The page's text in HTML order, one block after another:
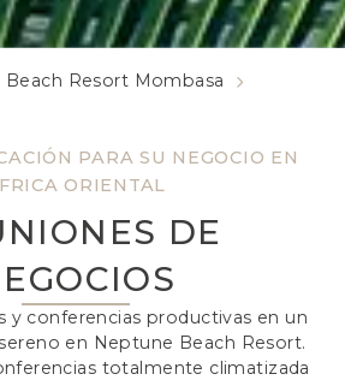
PARA SU NEGOCIO EN
ORIENTAL
DE
y conferencias productivas en un
en Neptune Beach Resort.
totalmente climatizada
Beach Resort Mombasa